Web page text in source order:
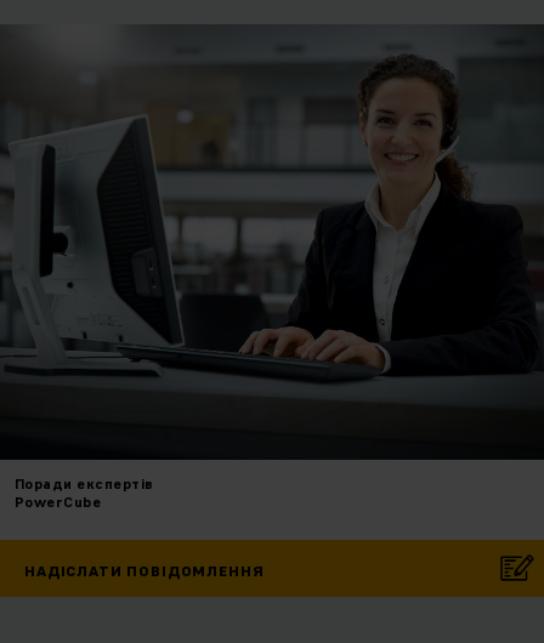
Поради експертів
PowerCube
НАДІСЛАТИ ПОВІДОМЛЕННЯ